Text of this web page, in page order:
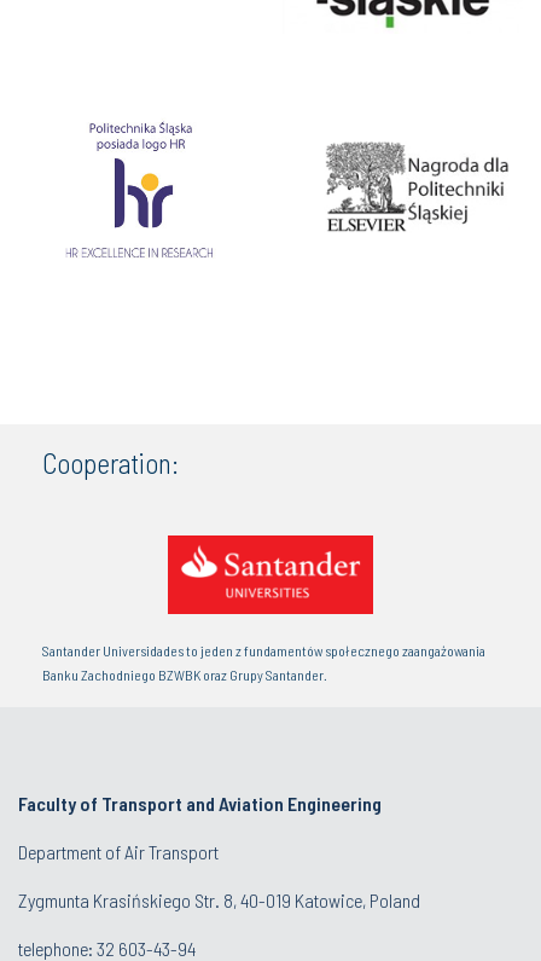
Cooperation:
Santander Universidades to jeden z fundamentów społecznego zaangażowania
Banku Zachodniego BZWBK oraz Grupy Santander.
Faculty of Transport and Aviation Engineering
Department of Air Transport
Zygmunta Krasińskiego Str. 8, 40-019 Katowice, Poland
telephone: 32 603-43-94